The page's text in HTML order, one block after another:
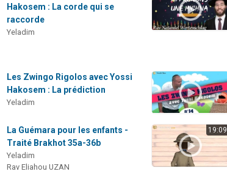
Hakosem : La corde qui se
raccorde
Yeladim
Les Zwingo Rigolos avec Yossi
Hakosem : La prédiction
Yeladim
La Guémara pour les enfants -
Traité Brakhot 35a-36b
Yeladim
Rav Eliahou UZAN
19:09